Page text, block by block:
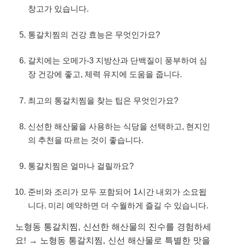
창고가 있습니다.
통갈치찜의 건강 효능은 무엇인가요?
갈치에는 오메가-3 지방산과 단백질이 풍부하여 심
장 건강에 좋고, 체력 유지에 도움을 줍니다.
최고의 통갈치찜을 찾는 팁은 무엇인가요?
신선한 해산물을 사용하는 식당을 선택하고, 현지인
의 추천을 따르는 것이 좋습니다.
통갈치찜은 얼마나 걸릴까요?
준비와 조리가 모두 포함되어 1시간 내외가 소요됩
니다. 미리 예약하면 더 수월하게 즐길 수 있습니다.
노형동 통갈치찜, 신선한 해산물의 진수를 경험하세
요! → 노형동 통갈치찜, 신선 해산물로 특별한 맛을